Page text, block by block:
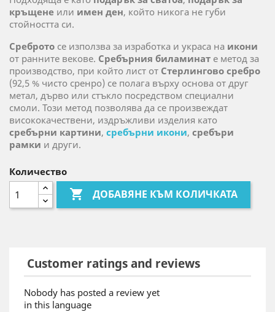
кръщене или имен ден, който никога не губи
стойността си.
Среброто се използва за изработка и украса на икони
от ранните векове. Сребърния биламинат е метод за
производство, при който лист от Стерлингово сребро
(92,5 % чисто сренро) се полага върху основа от друг
метал, дърво или стъкло посредством специални
смоли. Този метод позволява да се произвеждат
висококачествени, издръжливи изделия като
сребърни картини, сребърни икони, сребъри
рамки и други.
Количество
 ДОБАВЯНЕ КЪМ КОЛИЧКАТА
Customer ratings and reviews
Nobody has posted a review yet
in this language